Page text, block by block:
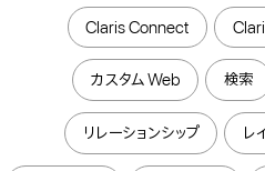
Claris Connect
カスタム Web 検索
リレーションシップ レ